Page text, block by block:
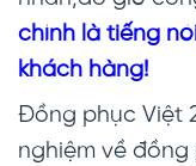
chính là tiếng
khách hàng!
Đồng phục Việt
nghiệm về